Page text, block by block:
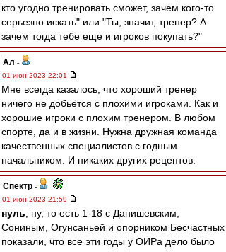
кто угодно тренировать сможет, зачем кого-то
серьезно искать" или "Ты, значит, тренер? А
зачем тогда тебе еще и игроков покупать?"
Ал -
01 июн 2023 22:01
Мне всегда казалось, что хороший тренер
ничего не добьётся с плохими игроками. Как и
хорошие игроки с плохим тренером. В любом
спорте, да и в жизни. Нужна дружная команда
качественных специалистов с годным
начальником. И никаких других рецептов.
Спектр -
01 июн 2023 21:59
нуль , ну, то есть 1-18 с Данишевским,
Сониным, Огунсаньей и опорником Бесчастных
показали, что все эти годы у ОИРа дело было